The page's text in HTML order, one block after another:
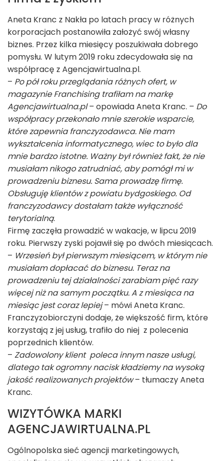
Aneta Kranc z Nakła po latach pracy w różnych
korporacjach postanowiła założyć swój własny
biznes. Przez kilka miesięcy poszukiwała dobrego
pomysłu. W lutym 2019 roku zdecydowała się na
współpracę z Agencjawirtualna.pl.
– Po pół roku przeglądania różnych ofert, w
magazynie Franchising trafiłam na markę
Agencjawirtualna.pl– opowiada Aneta Kranc. – Do
współpracy przekonało mnie szerokie wsparcie,
które zapewnia franczyzodawca. Nie mam
wykształcenia informatycznego, wiec to było dla
mnie bardzo istotne. Ważny był również fakt, że nie
musiałam nikogo zatrudniać, aby pomógł mi w
prowadzeniu biznesu. Sama prowadzę firmę.
Obsługuję klientów z powiatu bydgoskiego. Od
franczyzodawcy dostałam także wyłączność
terytorialną.
Firmę zaczęła prowadzić w wakacje, w lipcu 2019
roku. Pierwszy zyski pojawił się po dwóch miesiącach.
– Wrzesień był pierwszym miesiącem, w którym nie
musiałam dopłacać do biznesu. Teraz na
prowadzeniu tej działalności zarabiam pięć razy
więcej niż na samym początku. A z miesiąca na
miesiąc jest coraz lepiej– mówi Aneta Kranc.
Franczyzobiorczyni dodaje, że większość firm, które
korzystają z jej usług, trafiło do niej z polecenia
poprzednich klientów.
– Zadowolony klient poleca innym nasze usługi,
dlatego tak ogromny nacisk kładziemy na wysoką
jakość realizowanych projektów– tłumaczy Aneta
Kranc.
WIZYTÓWKA MARKI
AGENCJAWIRTUALNA.PL
Ogólnopolska sieć agencji marketingowych,